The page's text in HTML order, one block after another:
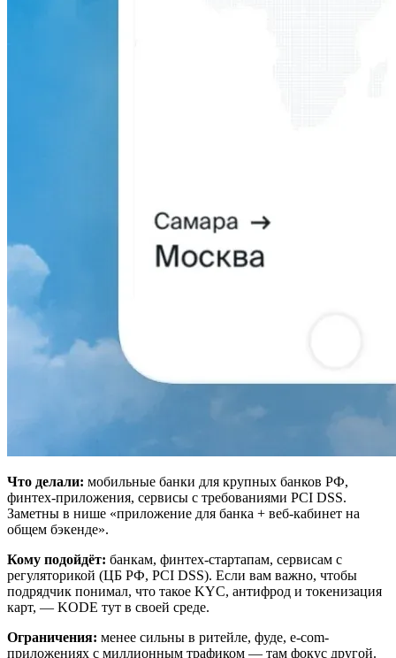
Что делали: мобильные банки для крупных банков РФ,
финтех-приложения, сервисы с требованиями PCI DSS.
Заметны в нише «приложение для банка + веб-кабинет на
общем бэкенде».
Кому подойдёт: банкам, финтех-стартапам, сервисам с
регуляторикой (ЦБ РФ, PCI DSS). Если вам важно, чтобы
подрядчик понимал, что такое KYC, антифрод и токенизация
карт, — KODE тут в своей среде.
Ограничения: менее сильны в ритейле, фуде, e-com-
приложениях с миллионным трафиком — там фокус другой.